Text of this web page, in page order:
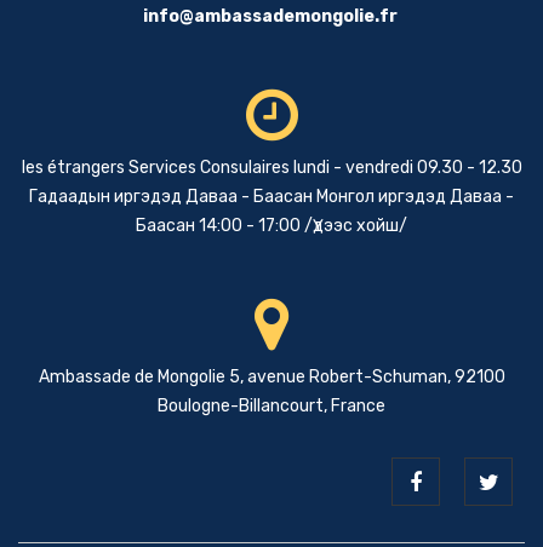
info@ambassademongolie.fr
les étrangers Services Consulaires lundi - vendredi 09.30 - 12.30
Гадаадын иргэдэд Даваа - Баасан Монгол иргэдэд Даваа -
Баасан 14:00 - 17:00 /Үдээс хойш/
Ambassade de Mongolie 5, avenue Robert-Schuman, 92100
Boulogne-Billancourt, France